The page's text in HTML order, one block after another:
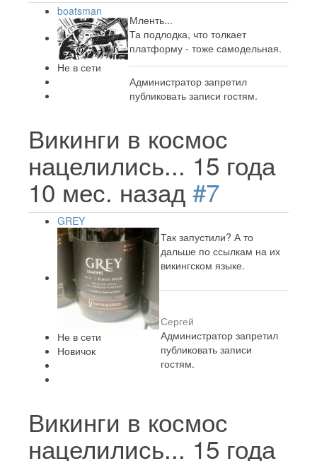
boatsman
Не в сети
Мленть...
Та подлодка, что толкает
платформу - тоже самодельная.
Администратор запретил
публиковать записи гостям.
Викинги в космос
нацелились... 15 года
10 мес. назад #7
GREY
Не в сети
Новичок
Так запустили? А то
дальше по ссылкам на их
викингском языке.
Сергей
Администратор запретил
публиковать записи
гостям.
Викинги в космос
нацелились... 15 года